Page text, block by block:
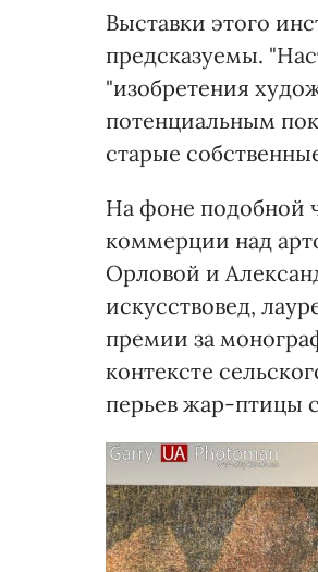
Выставки этого
предсказуемы.
"изобретения
потенциальным
старые
На фоне подобной
коммерции над
Орловой и
искусствовед,
премии за
контексте
перьев жар-птицы